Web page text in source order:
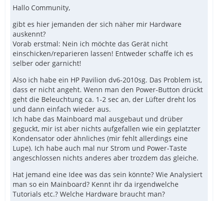
Hallo Community,
gibt es hier jemanden der sich näher mir Hardware
auskennt?
Vorab erstmal: Nein ich möchte das Gerät nicht
einschicken/reparieren lassen! Entweder schaffe ich es
selber oder garnicht!
Also ich habe ein HP Pavilion dv6-2010sg. Das Problem ist,
dass er nicht angeht. Wenn man den Power-Button drückt
geht die Beleuchtung ca. 1-2 sec an, der Lüfter dreht los
und dann einfach wieder aus.
Ich habe das Mainboard mal ausgebaut und drüber
geguckt, mir ist aber nichts aufgefallen wie ein geplatzter
Kondensator oder ähnliches (mir fehlt allerdings eine
Lupe). Ich habe auch mal nur Strom und Power-Taste
angeschlossen nichts anderes aber trozdem das gleiche.
Hat jemand eine Idee was das sein könnte? Wie Analysiert
man so ein Mainboard? Kennt ihr da irgendwelche
Tutorials etc.? Welche Hardware braucht man?